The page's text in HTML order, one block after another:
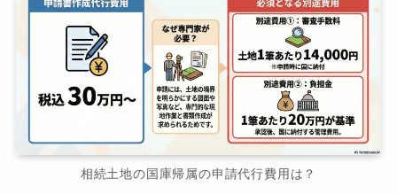
相続土地の国庫帰属の申請代行費用は？